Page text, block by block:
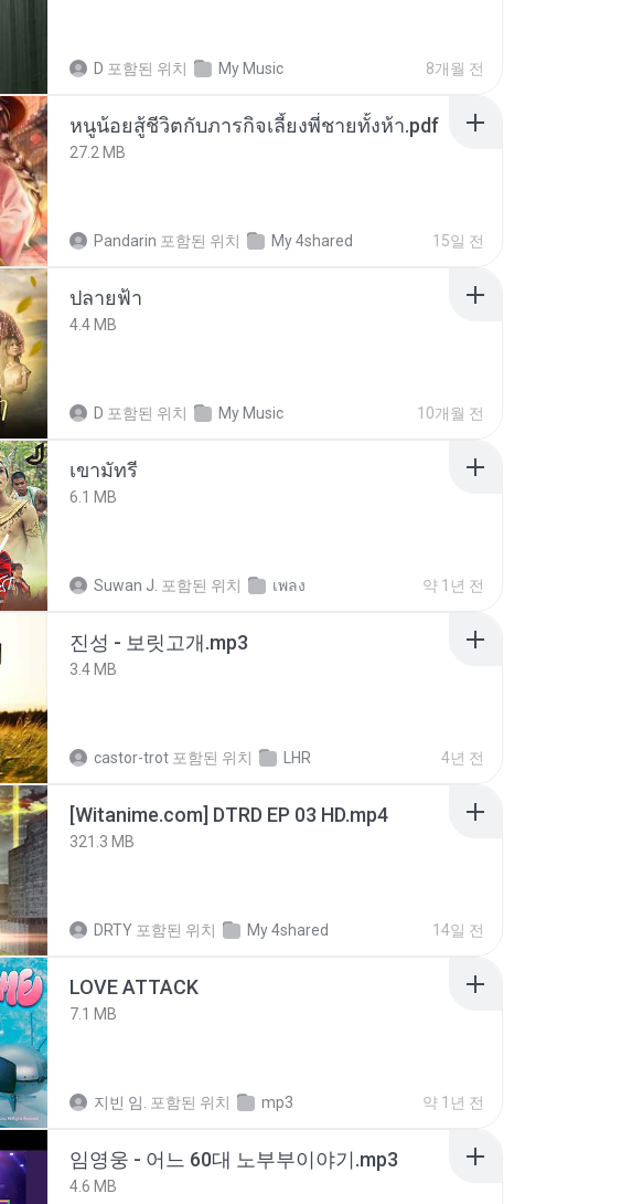
D 포함된 위치 My Music 8개월 전
หนูน้อยสู้ชีวิตกับภารกิจเลี้ยงพี่ชายทั้งห้า.pdf
27.2 MB
Pandarin 포함된 위치 My 4shared 15일 전
ปลายฟ้า
4.4 MB
D 포함된 위치 My Music 10개월 전
เขามัทรี
6.1 MB
Suwan J. 포함된 위치 เพลง 약 1년 전
진성 - 보릿고개.mp3
3.4 MB
castor-trot 포함된 위치 LHR 4년 전
[Witanime.com] DTRD EP 03 HD.mp4
321.3 MB
DRTY 포함된 위치 My 4shared 14일 전
LOVE ATTACK
7.1 MB
지빈 임. 포함된 위치 mp3 약 1년 전
임영웅 - 어느 60대 노부부이야기.mp3
4.6 MB